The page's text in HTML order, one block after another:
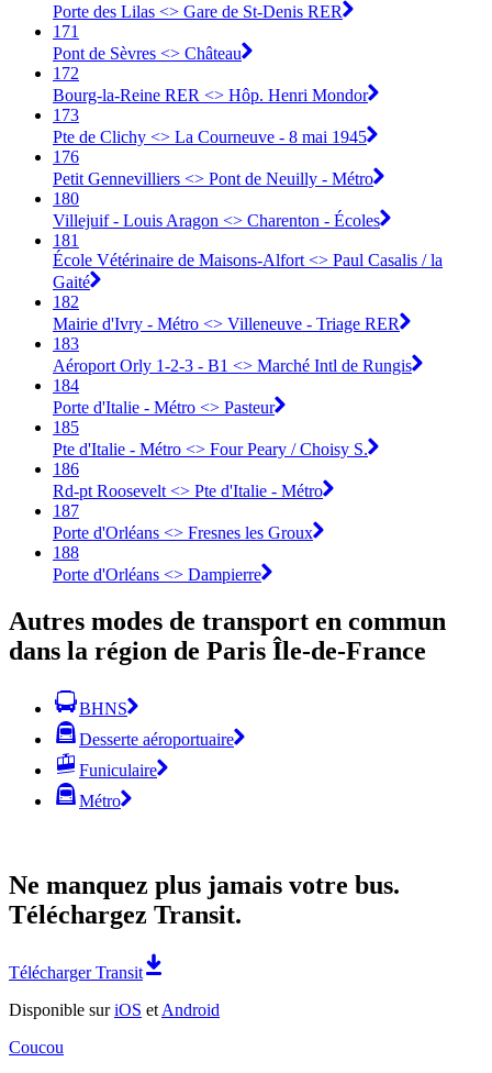
Porte des Lilas <> Gare de St-Denis RER
171
Pont de Sèvres <> Château
172
Bourg-la-Reine RER <> Hôp. Henri Mondor
173
Pte de Clichy <> La Courneuve - 8 mai 1945
176
Petit Gennevilliers <> Pont de Neuilly - Métro
180
Villejuif - Louis Aragon <> Charenton - Écoles
181
École Vétérinaire de Maisons-Alfort <> Paul Casalis / la
Gaité
182
Mairie d'Ivry - Métro <> Villeneuve - Triage RER
183
Aéroport Orly 1-2-3 - B1 <> Marché Intl de Rungis
184
Porte d'Italie - Métro <> Pasteur
185
Pte d'Italie - Métro <> Four Peary / Choisy S.
186
Rd-pt Roosevelt <> Pte d'Italie - Métro
187
Porte d'Orléans <> Fresnes les Groux
188
Porte d'Orléans <> Dampierre
Autres modes de transport en commun
dans la région de Paris Île-de-France
BHNS
Desserte aéroportuaire
Funiculaire
Métro
Ne manquez plus jamais votre bus.
Téléchargez Transit.
Télécharger Transit
Disponible suriOS et Android
Coucou